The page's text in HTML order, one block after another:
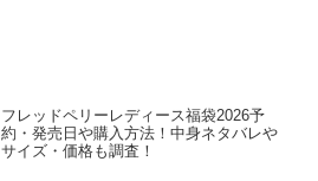
フレッドペリーレディース福袋2026予
約・発売日や購入方法！中身ネタバレや
サイズ・価格も調査！